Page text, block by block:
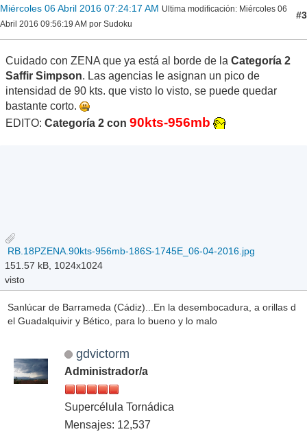
Miércoles 06 Abril 2016 07:24:17 AM Ultima modificación: Miércoles 06
Abril 2016 09:56:19 AM por Sudoku
#3
Cuidado con ZENA que ya está al borde de la Categoría 2
Saffir Simpson. Las agencias le asignan un pico de
intensidad de 90 kts. que visto lo visto, se puede quedar
bastante corto.
EDITO: Categoría 2 con 90kts-956mb
RB.18PZENA.90kts-956mb-186S-1745E_06-04-2016.jpg
151.57 kB, 1024x1024
visto
Sanlúcar de Barrameda (Cádiz)...En la desembocadura, a orillas d
el Guadalquivir y Bético, para lo bueno y lo malo
gdvictorm
Administrador/a
Supercélula Tornádica
Mensajes: 12,537